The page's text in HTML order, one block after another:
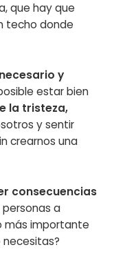
que hay que
techo donde
y
estar bien
la tristeza,
y sentir
crearnos una
consecuencias
a
más importante